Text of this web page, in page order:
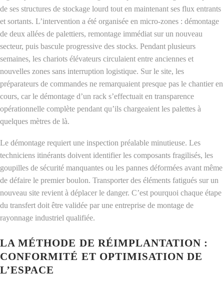
de ses structures de stockage lourd tout en maintenant ses flux entrants
et sortants. L’intervention a été organisée en micro-zones : démontage
de deux allées de palettiers, remontage immédiat sur un nouveau
secteur, puis bascule progressive des stocks. Pendant plusieurs
semaines, les chariots élévateurs circulaient entre anciennes et
nouvelles zones sans interruption logistique. Sur le site, les
préparateurs de commandes ne remarquaient presque pas le chantier en
cours, car le démontage d’un rack s’effectuait en transparence
opérationnelle complète pendant qu’ils chargeaient les palettes à
quelques mètres de là.
Le démontage requiert une inspection préalable minutieuse. Les
techniciens itinérants doivent identifier les composants fragilisés, les
goupilles de sécurité manquantes ou les pannes déformées avant même
de défaire le premier boulon. Transporter des éléments fatigués sur un
nouveau site revient à déplacer le danger. C’est pourquoi chaque étape
du transfert doit être validée par une entreprise de montage de
rayonnage industriel qualifiée.
LA MÉTHODE DE RÉIMPLANTATION :
CONFORMITÉ ET OPTIMISATION DE
L’ESPACE